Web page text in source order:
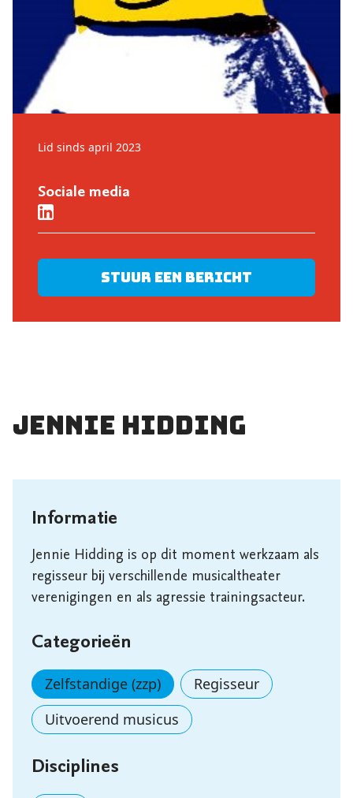
Lid sinds april 2023
Sociale media
Stuur een bericht
Jennie Hidding
Informatie
Jennie Hidding is op dit moment werkzaam als
regisseur bij verschillende musicaltheater
verenigingen en als agressie trainingsacteur.
Categorieën
Zelfstandige (zzp)
Regisseur
Uitvoerend musicus
Disciplines